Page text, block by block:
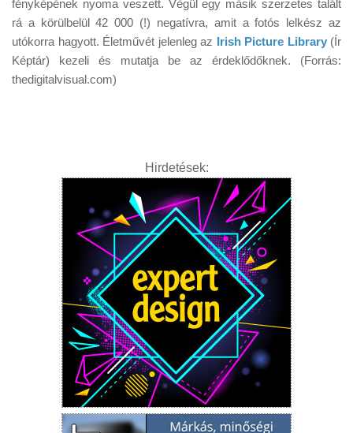
fényképének nyoma veszett. Végül egy másik szerzetes talált
rá a körülbelül 42 000 (!) negatívra, amit a fotós lelkész az
utókorra hagyott. Életművét jelenleg az Irish Picture Library(Ír
Képtár) kezeli és mutatja be az érdeklődőknek. (Forrás:
thedigitalvisual.com)
Hirdetések: